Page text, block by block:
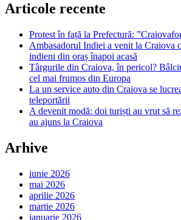
Articole recente
Protest în față la Prefectură:
Ambasadorul Indiei a venit la Craiova
indieni din oraș înapoi acasă
Târgurile din Craiova, în pericol?
cel mai frumos din Europa
La un service auto din Craiova se
teleportării
A devenit modă: doi turiști au vrut să
au ajuns la Craiova
Arhive
iunie 2026
mai 2026
aprilie 2026
martie 2026
ianuarie 2026